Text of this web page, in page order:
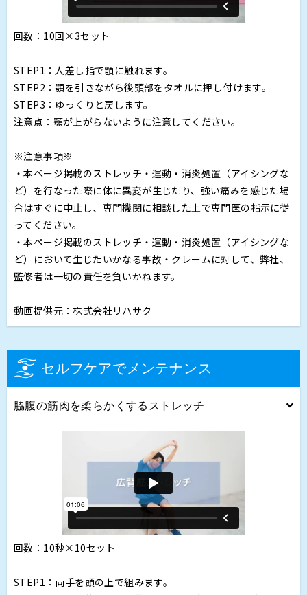
回数：10回×3セット
STEP1：人差し指で顎に触れます。
STEP2：顎を引きながら後頭部をタオルに押し付けます。
STEP3：ゆっくりと戻します。
注意点：顎が上がらないように注意してください。
※注意事項※
・本ページ掲載のストレッチ・運動・消炎処置（アイシングな
ど）を行なった際に体に異変が生じたり、強い痛みを感じた場
合はすぐに中止し、専門機関に相談した上で専門医の指示に従
ってください。
・本ページ掲載のストレッチ・運動・消炎処置（アイシングな
ど）において生じたいかなる事故・クレームに対して、弊社、
監修者は一切の責任を負いかねます。
動画提供元：株式会社リハサク
セルフケアでメンテナンス
脇腹の筋肉を柔らかくするストレッチ
回数：10秒×10セット
STEP1：両手を頭の上で組みます。